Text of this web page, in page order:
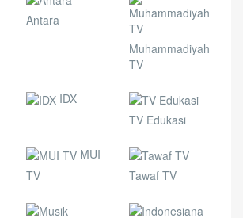
Antara
Muhammadiyah
TV
IDX
TV Edukasi
MUI
TV
Tawaf TV